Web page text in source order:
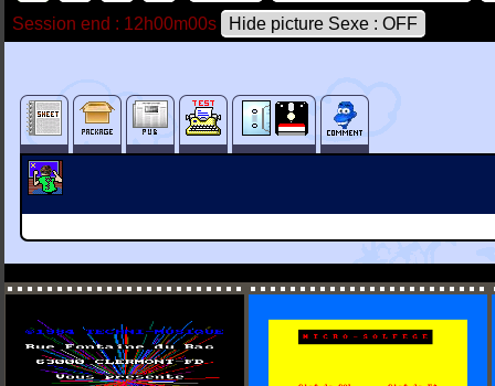
Session end : 12h00m00s
Hide picture Sexe : OFF